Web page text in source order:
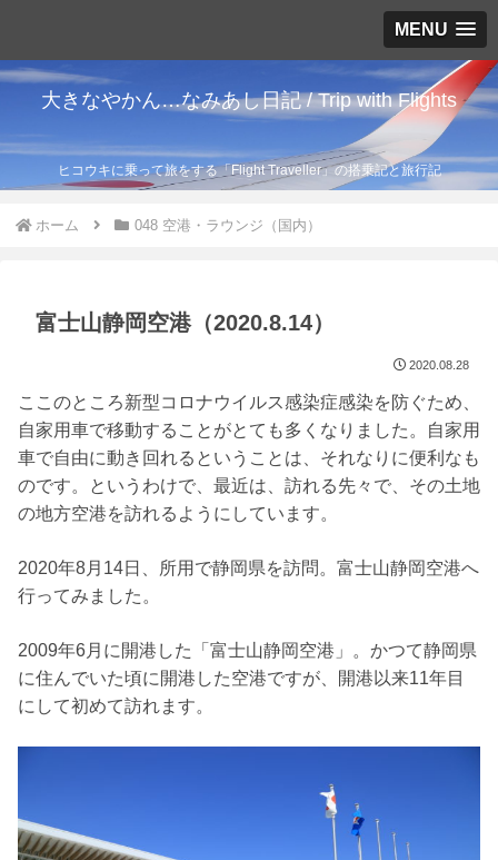
MENU
大きなやかん…なみあし日記 / Trip with Flights
ヒコウキに乗って旅をする「Flight Traveller」の搭乗記と旅行記
ホーム 048 空港・ラウンジ（国内）
富士山静岡空港（2020.8.14）
2020.08.28
ここのところ新型コロナウイルス感染症感染を防ぐため、
自家用車で移動することがとても多くなりました。自家用
車で自由に動き回れるということは、それなりに便利なも
のです。というわけで、最近は、訪れる先々で、その土地
の地方空港を訪れるようにしています。
2020年8月14日、所用で静岡県を訪問。富士山静岡空港へ
行ってみました。
2009年6月に開港した「富士山静岡空港」。かつて静岡県
に住んでいた頃に開港した空港ですが、開港以来11年目
にして初めて訪れます。